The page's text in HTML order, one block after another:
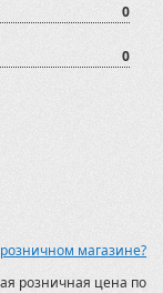
0
0
розничном магазине?
розничная цена по